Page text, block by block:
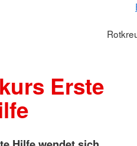
Erste